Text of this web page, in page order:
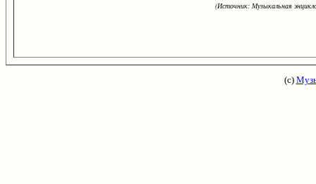
(Источник: Музыкальная
(с)